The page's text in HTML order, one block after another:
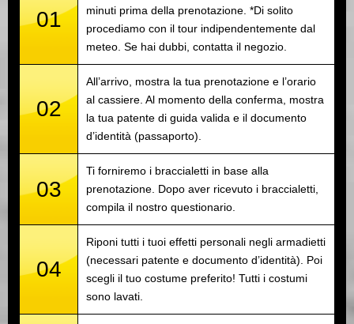
01
minuti prima della prenotazione. *Di solito
procediamo con il tour indipendentemente dal
meteo. Se hai dubbi, contatta il negozio.
02
All’arrivo, mostra la tua prenotazione e l’orario
al cassiere. Al momento della conferma, mostra
la tua patente di guida valida e il documento
d’identità (passaporto).
03
Ti forniremo i braccialetti in base alla
prenotazione. Dopo aver ricevuto i braccialetti,
compila il nostro questionario.
04
Riponi tutti i tuoi effetti personali negli armadietti
(necessari patente e documento d’identità). Poi
scegli il tuo costume preferito! Tutti i costumi
sono lavati.